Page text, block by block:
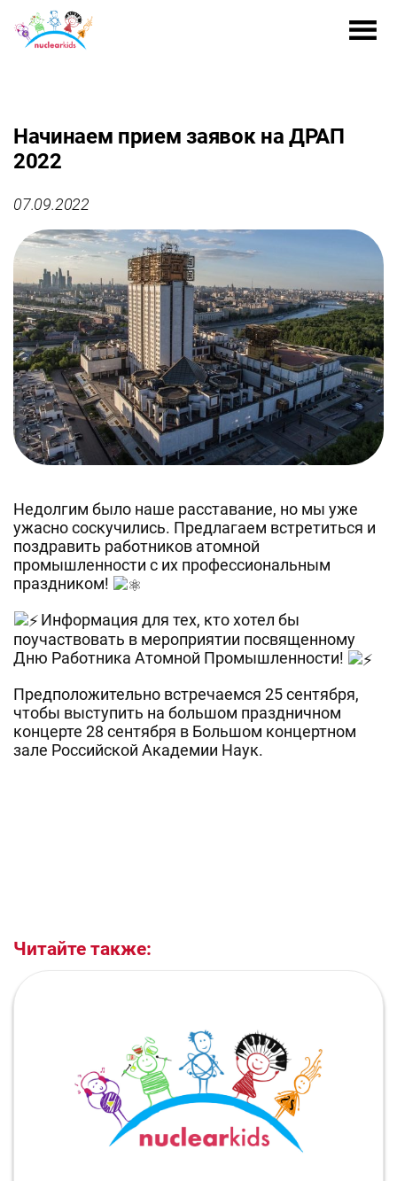
Начинаем прием заявок на ДРАП
2022
07.09.2022
Недолгим было наше расставание, но мы уже
ужасно соскучились. Предлагаем встретиться и
поздравить работников атомной
промышленности с их профессиональным
праздником!
Информация для тех, кто хотел бы
поучаствовать в мероприятии посвященному
Дню Работника Атомной Промышленности!
Предположительно встречаемся 25 сентября,
чтобы выступить на большом праздничном
концерте 28 сентября в Большом концертном
зале Российской Академии Наук.
Читайте также: